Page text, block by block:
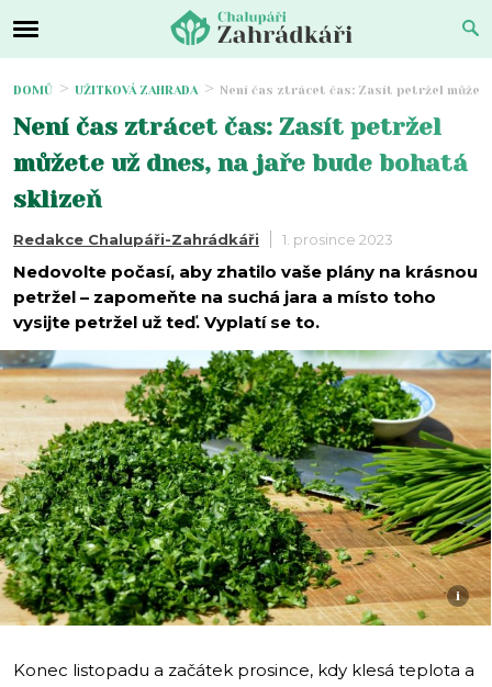
DOMŮ UŽITKOVÁ ZAHRADA Není čas ztrácet čas: Zasít petržel
Není čas ztrácet čas: Zasít petržel
můžete už dnes, na jaře bude bohatá
sklizeň
Redakce Chalupáři-Zahrádkáři 1. prosince 2023
Nedovolte počasí, aby zhatilo vaše plány na krásnou
petržel – zapomeňte na suchá jara a místo toho
vysijte petržel už teď. Vyplatí se to.
i
Konec listopadu a začátek prosince, kdy klesá teplota a